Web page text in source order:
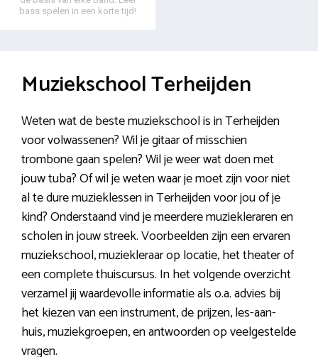
bass spelen in een korte tijd!
Muziekschool Terheijden
Weten wat de beste muziekschool is in Terheijden
voor volwassenen? Wil je gitaar of misschien
trombone gaan spelen? Wil je weer wat doen met
jouw tuba? Of wil je weten waar je moet zijn voor niet
al te dure muzieklessen in Terheijden voor jou of je
kind? Onderstaand vind je meerdere muziekleraren en
scholen in jouw streek. Voorbeelden zijn een ervaren
muziekschool, muziekleraar op locatie, het theater of
een complete thuiscursus. In het volgende overzicht
verzamel jij waardevolle informatie als o.a. advies bij
het kiezen van een instrument, de prijzen, les-aan-
huis, muziekgroepen, en antwoorden op veelgestelde
vragen.